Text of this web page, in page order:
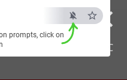
×
ESC
prompts, click on
Шымкент:24°C